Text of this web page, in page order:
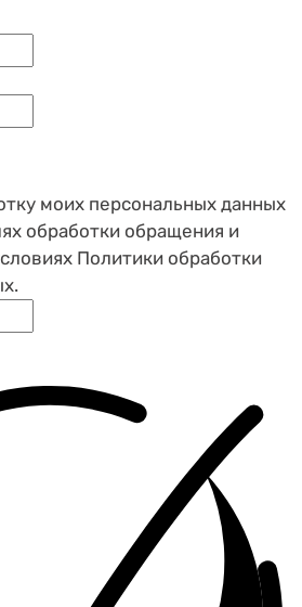
моих персональных данных
обработки обращения и
Политики обработки